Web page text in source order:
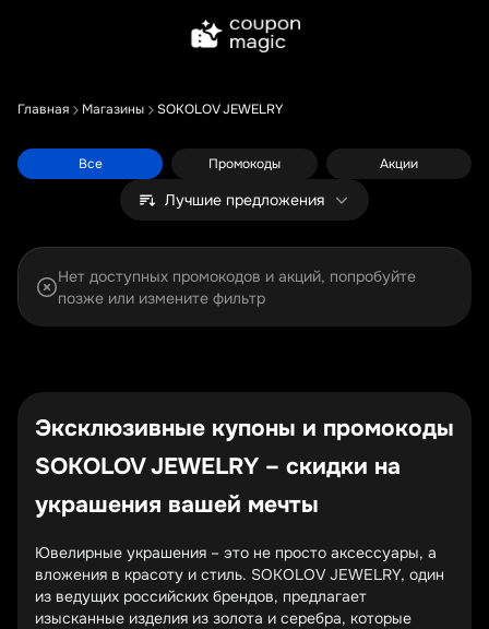
Главная Магазины SOKOLOV JEWELRY
Все Промокоды Акции
Лучшие предложения
Нет доступных промокодов и акций, попробуйте
позже или измените фильтр
Эксклюзивные купоны и промокоды
SOKOLOV JEWELRY – скидки на
украшения вашей мечты
Ювелирные украшения – это не просто аксессуары, а
вложения в красоту и стиль. SOKOLOV JEWELRY, один
из ведущих российских брендов, предлагает
изысканные изделия из золота и серебра, которые